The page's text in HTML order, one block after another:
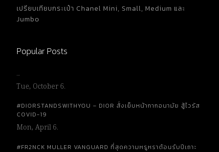
เปรียบเทียบกระเป๋า Chanel Mini, Small, Medium และ
Jumbo
Popular Posts
…
Tue, October 6.
#DIORSTANDSWITHYOU – DIOR สั่งเย็บหน้ากากอนามัย สู้ไวรัส
COVID-19
Mon, April 6.
#FR2NCK MULLER VANGUARD ที่สุดความหรูหราต้อนรับปีเถาะ